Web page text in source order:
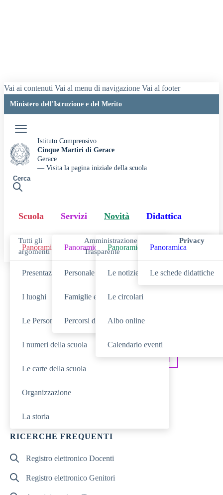
Vai ai contenuti Vai al menu di navigazione Vai al footer
Ministero dell'Istruzione e del Merito
Istituto Comprensivo
Cinque Martiri di Gerace
Gerace
— Visita la pagina iniziale della scuola
Cerca
Scuola
Panoramica
Presentazione
I luoghi
Le Persone
I numeri della scuola
Le carte della scuola
Organizzazione
La storia
Servizi
Panoramica
Personale scolastico
Famiglie e studenti
Percorsi di studio
Novità
Panoramica
Le notizie
Le circolari
Albo online
Calendario eventi
Didattica
Panoramica
Le schede didattiche
Tutti gli
argomenti
Amministrazione
Trasparente
Privacy
Cerca
SERVIZI
RICERCHE FREQUENTI
Registro elettronico Docenti
Registro elettronico Genitori